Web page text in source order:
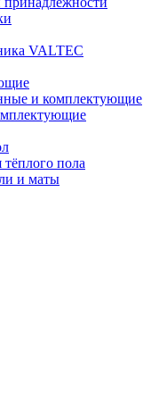
VALTEC
и комплектующие
пола
и маты